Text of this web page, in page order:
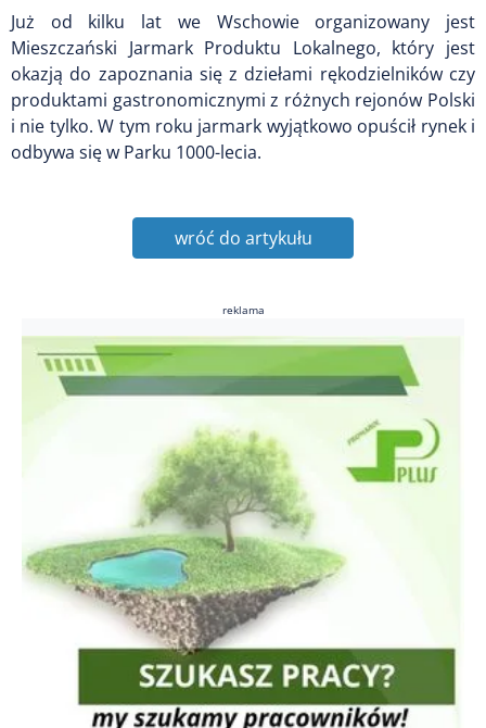
Już od kilku lat we Wschowie organizowany jest
Mieszczański Jarmark Produktu Lokalnego, który jest
okazją do zapoznania się z dziełami rękodzielników czy
produktami gastronomicznymi z różnych rejonów Polski
i nie tylko. W tym roku jarmark wyjątkowo opuścił rynek i
odbywa się w Parku 1000-lecia.
wróć do artykułu
reklama